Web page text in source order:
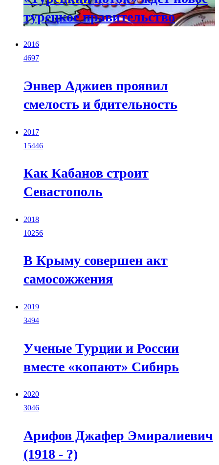
турецкое правительство
2016
4697
Энвер Аджиев проявил
смелость и бдительность
2017
15446
Как Кабанов строит
Севастополь
2018
10256
В Крыму совершен акт
самосожжения
2019
3494
Ученые Турции и России
вместе «копают» Сибирь
2020
3046
Арифов Джафер Эмиралиевич
(1918 - ?)